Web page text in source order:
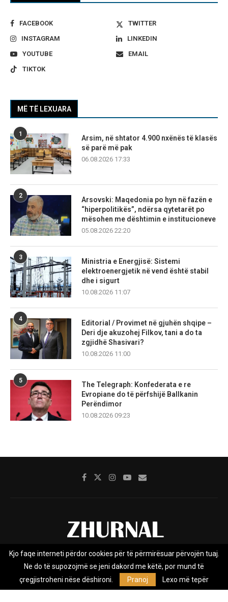
FACEBOOK
TWITTER
INSTAGRAM
LINKEDIN
YOUTUBE
EMAIL
TIKTOK
MË TË LEXUARA
1
Arsim, në shtator 4.900 nxënës të klasës
së parë më pak
06.08.2026 17:33
2
Arsovski: Maqedonia po hyn në fazën e
“hiperpolitikës”, ndërsa qytetarët po
mësohen me dështimin e institucioneve
05.08.2026 22:20
3
Ministria e Energjisë: Sistemi
elektroenergjetik në vend është stabil
dhe i sigurt
10.08.2026 11:07
4
Editorial / Provimet në gjuhën shqipe –
Deri dje akuzohej Filkov, tani a do ta
zgjidhë Shasivari?
10.08.2026 11:00
5
The Telegraph: Konfederata e re
Evropiane do të përfshijë Ballkanin
Perëndimor
10.08.2026 09:23
Rreth nesh Impresumi Marketing
Privacy Policy
Zhurnal.mk është Agjenci e Lajmeve e pavarur, e themeluar në vitin
Kjo faqe interneti përdor cookies për të përmirësuar përvojën tuaj.
Ne do të supozojmë se jeni dakord me këtë, por mund të
çregjistroheni nëse dëshironi.
Pranoj Lexo më tepër